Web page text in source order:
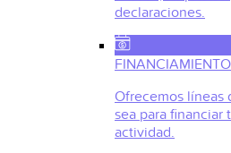
declaraciones.
Ofrecemos líneas
sea para financiar
actividad.